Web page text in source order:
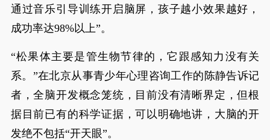
通过音乐引导训练开启脑屏，孩子越小效果越好，
成功率达98%以上”。
“松果体主要是管生物节律的，它跟感知力没有关
系。”在北京从事青少年心理咨询工作的陈静告诉记
者，全脑开发概念笼统，目前没有清晰界定，但根
据目前已有的科学证据，可以明确地讲，大脑的开
发绝不包括“开天眼”。